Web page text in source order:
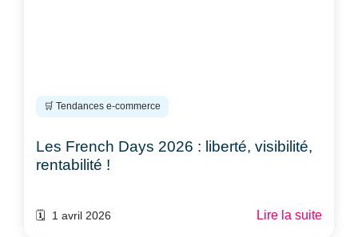
🛒 Tendances e-commerce
Les French Days 2026 : liberté, visibilité,
rentabilité !
🗓️ 1 avril 2026 Lire la suite